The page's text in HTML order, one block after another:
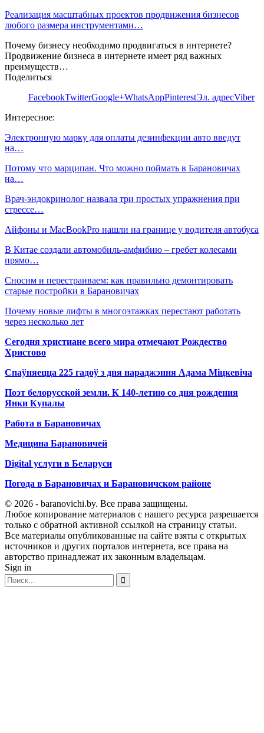
Реализация масштабных проектов продвижения бизнесов
любого размера инструментами…
Почему бизнесу необходимо продвигаться в интернете?
Продвижение бизнеса в интернете имеет ряд важных
преимуществ…
Поделиться
FacebookTwitterGoogle+WhatsAppPinterestЭл. адресViber
Интересное:
Электронную марку для оплаты дезинфекции авто введут
на…
Потому что марципан. Что можно поймать в Барановичах
на…
Врач-эндокринолог назвала три простых упражнения при
стрессе…
Айфоны и MacBookPro нашли на границе у водителя автобуса
В Китае создали автомобиль-амфибию – гребет колесами
прямо…
Сносим и перестраиваем: как правильно демонтировать
старые постройки в Барановичах
Почему новые лифты в многоэтажках перестают работать
через несколько лет
Сегодня христиане всего мира отмечают Рождество
Христово
Спаўняецца 225 гадоў з дня нараджэння Адама Міцкевіча
Поэт белорусской земли. К 140-летию со дня рождения
Янки Купалы
Работа в Барановичах
Медицина Барановичей
Digital услуги в Беларуси
Погода в Барановичах и Барановичском районе
© 2026 - baranovichi.by. Все права защищены.
Любое копирование материалов с нашего ресурса разрешается
только с обратной активной ссылкой на страницу статьи.
Все материалы опубликованные на сайте взяты с открытых
источников и других порталов интернета, все права на
авторство принадлежат их законным владельцам.
Sign in